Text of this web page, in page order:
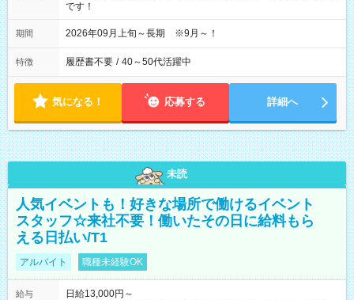
です！
期間 2026年09月上旬～長期 ※9月～！
特徴 履歴書不要 / 40～50代活躍中
気になる！ 応募する 詳細へ
未読
人気イベントも！好きな場所で働けるイベント
スタッフ☆来社不要！働いたその日に給料もら
える日払い/T1
アルバイト 職種未経験OK
給与
日給13,000円～